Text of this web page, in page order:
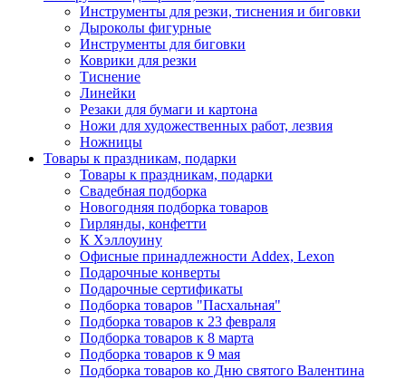
Инструменты для резки, тиснения и биговки
Дыроколы фигурные
Инструменты для биговки
Коврики для резки
Тиснение
Линейки
Резаки для бумаги и картона
Ножи для художественных работ, лезвия
Ножницы
Товары к праздникам, подарки
Товары к праздникам, подарки
Свадебная подборка
Новогодняя подборка товаров
Гирлянды, конфетти
К Хэллоуину
Офисные принадлежности Addex, Lexon
Подарочные конверты
Подарочные сертификаты
Подборка товаров "Пасхальная"
Подборка товаров к 23 февраля
Подборка товаров к 8 марта
Подборка товаров к 9 мая
Подборка товаров ко Дню святого Валентина